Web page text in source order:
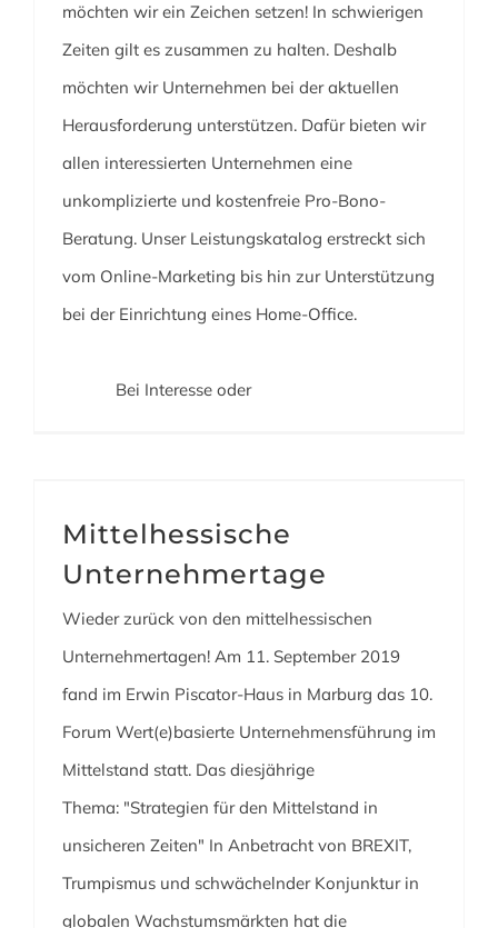
möchten wir ein Zeichen setzen! In schwierigen
Zeiten gilt es zusammen zu halten. Deshalb
möchten wir Unternehmen bei der aktuellen
Herausforderung unterstützen. Dafür bieten wir
allen interessierten Unternehmen eine
unkomplizierte und kostenfreie Pro-Bono-
Beratung. Unser Leistungskatalog erstreckt sich
vom Online-Marketing bis hin zur Unterstützung
bei der Einrichtung eines Home-Office.
⠀⠀⠀⠀ Bei Interesse oder
Mittelhessische
Unternehmertage
Wieder zurück von den mittelhessischen
Unternehmertagen! Am 11. September 2019
fand im Erwin Piscator-Haus in Marburg das 10.
Forum Wert(e)basierte Unternehmensführung im
Mittelstand statt. Das diesjährige
Thema: "Strategien für den Mittelstand in
unsicheren Zeiten" In Anbetracht von BREXIT,
Trumpismus und schwächelnder Konjunktur in
globalen Wachstumsmärkten hat die